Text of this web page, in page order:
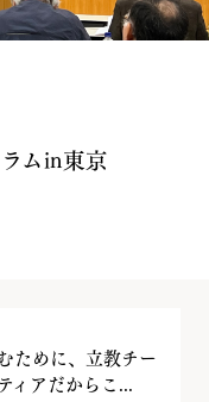
ムin東京
ために、立教チー
ィアだからこ...